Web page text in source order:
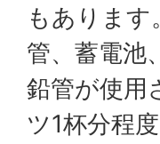
もありま
管、蓄電池
鉛管が使用
ツ1杯分程